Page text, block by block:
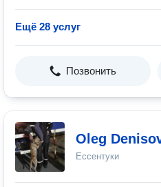
Ещё 28 услуг
Позвонить
Oleg
Ессентуки